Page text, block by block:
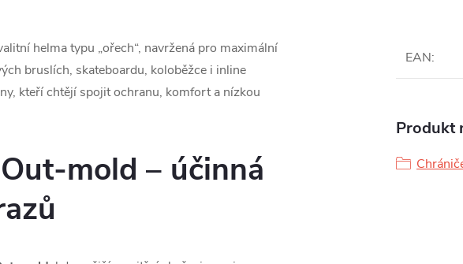
helma typu „ořech“, navržená pro maximální
bruslích, skateboardu, koloběžce i inline
kteří chtějí spojit ochranu, komfort a nízkou
mold – účinná
EAN:
Produkt